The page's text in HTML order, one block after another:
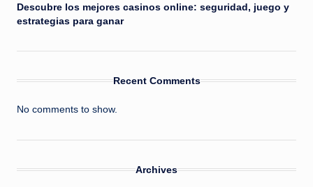
Descubre los mejores casinos online: seguridad, juego y
estrategias para ganar
Recent Comments
No comments to show.
Archives